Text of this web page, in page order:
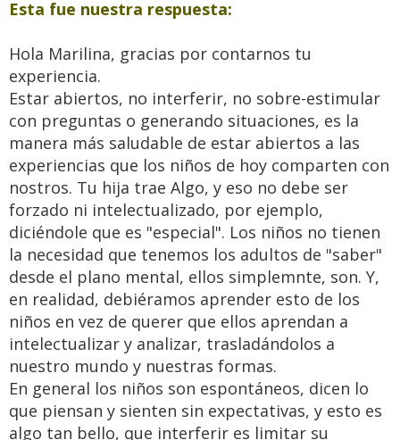
Esta fue nuestra respuesta:
Hola Marilina, gracias por contarnos tu
experiencia.
Estar abiertos, no interferir, no sobre-estimular
con preguntas o generando situaciones, es la
manera más saludable de estar abiertos a las
experiencias que los niños de hoy comparten con
nostros. Tu hija trae Algo, y eso no debe ser
forzado ni intelectualizado, por ejemplo,
diciéndole que es "especial". Los niños no tienen
la necesidad que tenemos los adultos de "saber"
desde el plano mental, ellos simplemnte, son. Y,
en realidad, debiéramos aprender esto de los
niños en vez de querer que ellos aprendan a
intelectualizar y analizar, trasladándolos a
nuestro mundo y nuestras formas.
En general los niños son espontáneos, dicen lo
que piensan y sienten sin expectativas, y esto es
algo tan bello, que interferir es limitar su